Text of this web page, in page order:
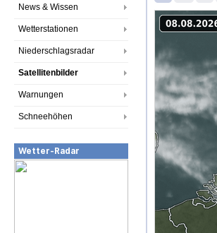
News & Wissen
Wetterstationen
Niederschlagsradar
Satellitenbilder
Warnungen
Schneehöhen
Wetter-Radar